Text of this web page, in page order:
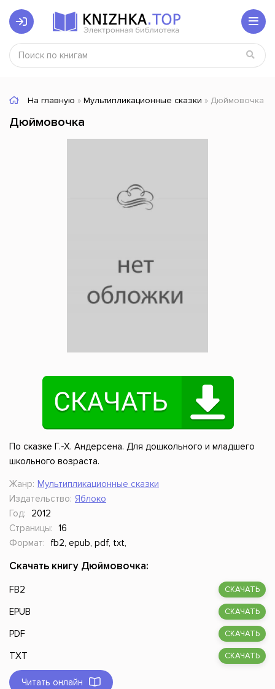
На главную » Мультипликационные сказки » Дюймовочка
Дюймовочка
По сказке Г.-Х. Андерсена. Для дошкольного и младшего
школьного возраста.
Жанр: Мультипликационные сказки
Издательство: Яблоко
Год:
2012
Страницы: 16
Формат:
fb2, epub, pdf, txt,
Скачать книгу Дюймовочка:
FB2 СКАЧАТЬ
EPUB СКАЧАТЬ
PDF СКАЧАТЬ
TXT СКАЧАТЬ
Читать онлайн